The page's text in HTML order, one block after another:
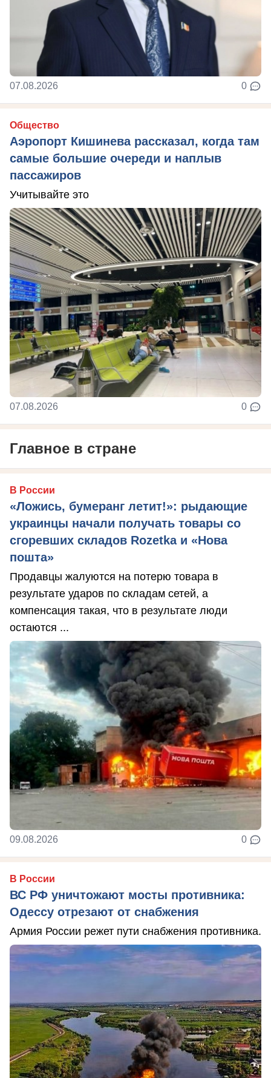
07.08.2026 0
Общество
Аэропорт Кишинева рассказал, когда там
самые большие очереди и наплыв
пассажиров
Учитывайте это
07.08.2026 0
Главное в стране
В России
«Ложись, бумеранг летит!»: рыдающие
украинцы начали получать товары со
сгоревших складов Rozetka и «Нова
пошта»
Продавцы жалуются на потерю товара в
результате ударов по складам сетей, а
компенсация такая, что в результате люди
остаются ...
09.08.2026 0
В России
ВС РФ уничтожают мосты противника:
Одессу отрезают от снабжения
Армия России режет пути снабжения противника.